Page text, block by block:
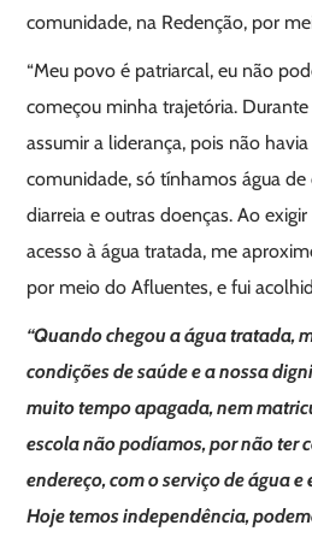
comunidade, na Redenção, por
“Meu povo é patriarcal, eu não
começou minha trajetória.
assumir a liderança, pois não
comunidade, só tínhamos água
diarreia e outras doenças. Ao
acesso à água tratada, me
por meio do Afluentes, e fui
“Quando chegou a água tratada,
condições de saúde e a nossa
muito tempo apagada, nem
escola não podíamos, por não ter
endereço, com o serviço de água e
Hoje temos independência,